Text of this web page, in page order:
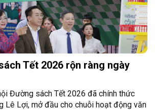
Tết 2026 rộn ràng ngày
Đường sách Tết 2026 đã chính thức
Lê Lợi, mở đầu cho chuỗi hoạt động văn